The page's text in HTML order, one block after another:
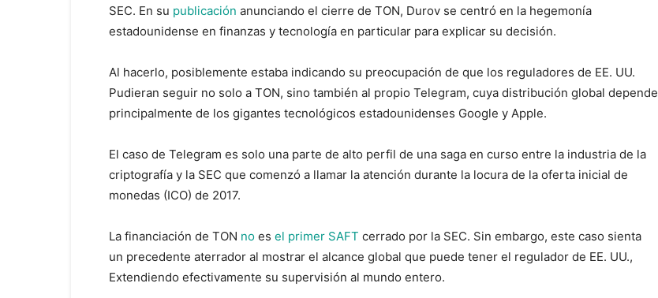
SEC. En su publicación anunciando el cierre de TON, Durov se centró en la hegemonía
estadounidense en finanzas y tecnología en particular para explicar su decisión.
Al hacerlo, posiblemente estaba indicando su preocupación de que los reguladores de EE. UU.
Pudieran seguir no solo a TON, sino también al propio Telegram, cuya distribución global depende
principalmente de los gigantes tecnológicos estadounidenses Google y Apple.
El caso de Telegram es solo una parte de alto perfil de una saga en curso entre la industria de la
criptografía y la SEC que comenzó a llamar la atención durante la locura de la oferta inicial de
monedas (ICO) de 2017.
La financiación de TON no es el primer SAFT cerrado por la SEC. Sin embargo, este caso sienta
un precedente aterrador al mostrar el alcance global que puede tener el regulador de EE. UU.,
Extendiendo efectivamente su supervisión al mundo entero.